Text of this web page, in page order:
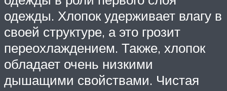
одежды. Хлопок удерживает влагу в
своей структуре, а это грозит
переохлаждением. Также, хлопок
обладает очень низкими
дышащими свойствами. Чистая